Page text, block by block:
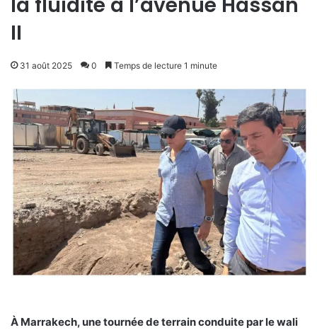
la fluidité à l’avenue Hassan
II
31 août 2025 0 Temps de lecture 1 minute
À Marrakech, une tournée de terrain conduite par le wali